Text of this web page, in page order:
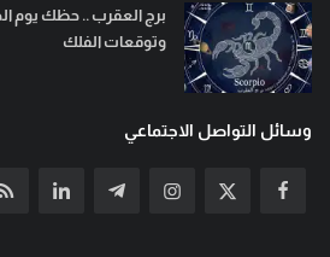
وتوقعات الفلك
وسائل التواصل الاجتماعي